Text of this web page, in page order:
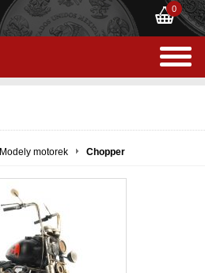
0
Modely motorek Chopper